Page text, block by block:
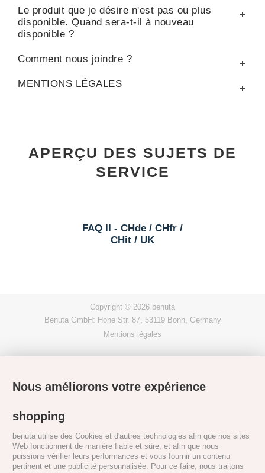
Le produit que je désire n'est pas ou plus
disponible. Quand sera-t-il à nouveau
disponible ?
Comment nous joindre ?
MENTIONS LÉGALES
APERÇU DES SUJETS DE
SERVICE
FAQ II - CHde / CHfr /
CHit / UK
Copyright © 2026 benuta
Benuta GmbH: Hohe Str. 87, 53119 Bonn, Germany
Mentions légales
Nous améliorons votre expérience
shopping
benuta utilise des Cookies et d'autres technologies afin que nos sites
Web fonctionnent de manière fiable et sûre, et afin que nous
puissions vérifier leurs performances et vous fournir un contenu
pertinent et une publicité personnalisée. Pour ce faire, nous traitons